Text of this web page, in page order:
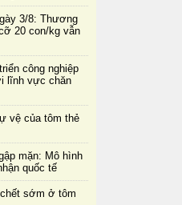
3/8: Thương
20 con/kg vẫn
công nghiệp
lĩnh vực chăn
vệ của tôm thẻ
mặn: Mô hình
quốc tế
sớm ở tôm